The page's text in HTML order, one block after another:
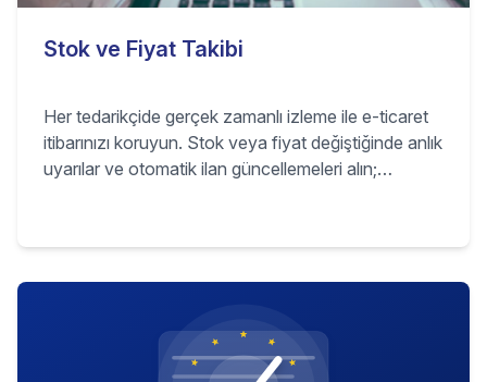
Stok ve Fiyat Takibi
Her tedarikçide gerçek zamanlı izleme ile e-ticaret
itibarınızı koruyun. Stok veya fiyat değiştiğinde anlık
uyarılar ve otomatik ilan güncellemeleri alın;